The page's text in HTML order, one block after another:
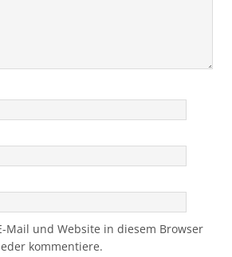
Mail und Website in diesem Browser
kommentiere.